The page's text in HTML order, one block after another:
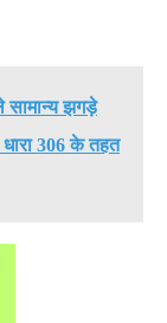
सामान्य झगड़े
306 के तहत